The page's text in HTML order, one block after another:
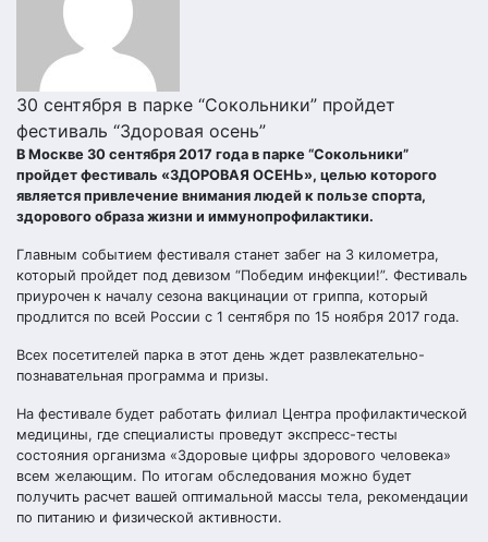
30 сентября в парке “Сокольники” пройдет
фестиваль “Здоровая осень”
В Москве 30 сентября 2017 года в парке “Сокольники”
пройдет фестиваль «ЗДОРОВАЯ ОСЕНЬ», целью которого
является привлечение внимания людей к пользе спорта,
здорового образа жизни и иммунопрофилактики.
Главным событием фестиваля станет забег на 3 километра,
который пройдет под девизом “Победим инфекции!”. Фестиваль
приурочен к началу сезона вакцинации от гриппа, который
продлится по всей России с 1 сентября по 15 ноября 2017 года.
Всех посетителей парка в этот день ждет развлекательно-
познавательная программа и призы.
На фестивале будет работать филиал Центра профилактической
медицины, где специалисты проведут экспресс-тесты
состояния организма «Здоровые цифры здорового человека»
всем желающим. По итогам обследования можно будет
получить расчет вашей оптимальной массы тела, рекомендации
по питанию и физической активности.